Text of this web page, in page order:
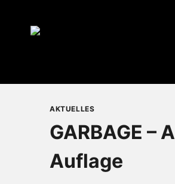
AKTUELLES
GARBAGE –
Auflage